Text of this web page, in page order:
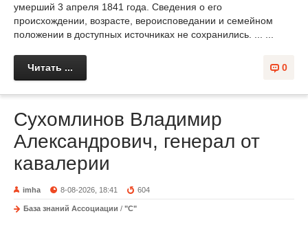
умерший 3 апреля 1841 года. Сведения о его
происхождении, возрасте, вероисповедании и семейном
положении в доступных источниках не сохранились. ... ...
0
Читать ...
Сухомлинов Владимир
Александрович, генерал от
кавалерии
imha 8-08-2026, 18:41 604
База знаний Ассоциации / "С"